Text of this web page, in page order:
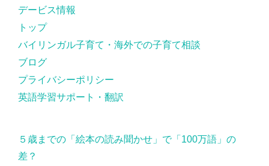
デービス情報
トップ
バイリンガル子育て・海外での子育て相談
ブログ
プライバシーポリシー
英語学習サポート・翻訳
５歳までの「絵本の読み聞かせ」で「100万語」の
差？